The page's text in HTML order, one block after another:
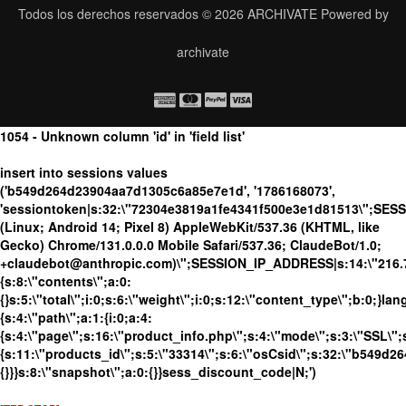
Todos los derechos reservados © 2026 ARCHIVATEPowered by
archivate
1054 - Unknown column 'id' in 'field list'
insert into sessions values
('b549d264d23904aa7d1305c6a85e7e1d', '1786168073',
(Linux; Android 14; Pixel 8) AppleWebKit/537.36 (KHTML, like
Gecko) Chrome/131.0.0.0 Mobile Safari/537.36; ClaudeBot/1.0;
{s:8:\"contents\";a:0:
{s:4:\"path\";a:1:{i:0;a:4:
{}}}s:8:\"snapshot\";a:0:{}}sess_discount_code|N;')